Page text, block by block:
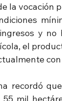
la vocación
y no
el
recordó